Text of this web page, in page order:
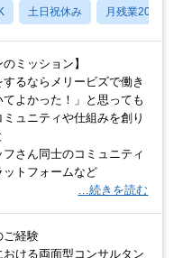
土日祝休み 月残業20時間
のミッション】
するならメリービズで働き
よかった！」と思っても
ュニティや仕組みを創り
フさん同士のコミュニティ
トフォームなど
…続きを読む
ご経験
おける両面型コンサルタン